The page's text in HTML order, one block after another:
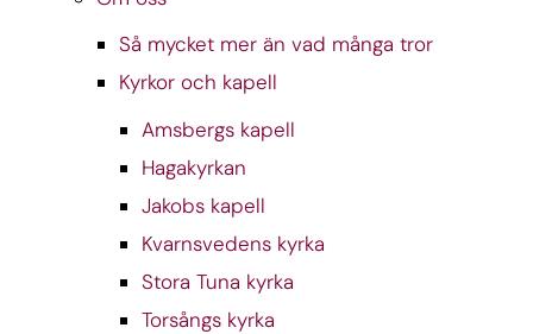
Så mycket mer än vad många tror
Kyrkor och kapell
Amsbergs kapell
Hagakyrkan
Jakobs kapell
Kvarnsvedens kyrka
Stora Tuna kyrka
Torsångs kyrka